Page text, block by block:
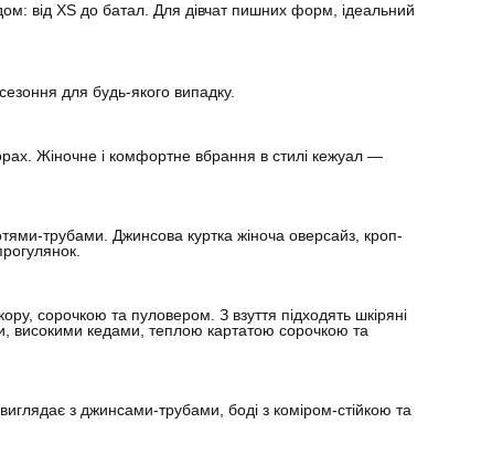
від XS до батал. Для дівчат пишних форм, ідеальний
для будь-якого випадку.
Жіночне і комфортне вбрання в стилі кежуал —
трубами. Джинсова куртка жіноча оверсайз, кроп-
сорочкою та пуловером. З взуття підходять шкіряні
високими кедами, теплою картатою сорочкою та
з джинсами-трубами, боді з коміром-стійкою та